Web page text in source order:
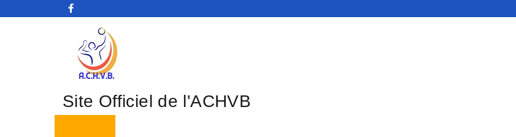
Site Officiel de l'ACHVB